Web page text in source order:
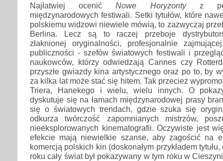
Najłatwiej ocenić Nowe Horyzontyz
międzynarodowych festiwali. Setki tytułów, które
polskiemu widzowi niewiele mówią, to zazwyczaj
Berlina. Lecz są to raczej przeboje
złaknionej oryginalności, profesjonalnie
publiczności - szefów światowych festiwali i
naukowców, którzy odwiedzają Cannes czy
przyszłe gwiazdy kina artystycznego oraz po to, by
za kilka lat może stać się hitem. Tak przecież
Triera, Hanekego i wielu, wielu innych. O
dyskutuje się na łamach międzynarodowej prasy
się o światowych trendach, gdzie szuka się
odkurza twórczość zapomnianych mistrzów,
nieeksplorowanych kinematografii. Oczywiste jest
efekcie mają niewielkie szanse, aby zagościć na
komercją polskich kin (doskonałym przykładem
roku cały świat był pokazywany w tym roku w